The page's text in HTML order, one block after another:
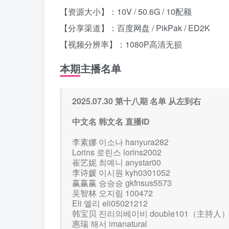
【资源大小】：10V / 50.6G / 10配额
【分享渠道】：百度网盘 / PikPak / ED2K
【视频分辨率】：1080P高清无损
本期主播名单
2025.07.30 第十八期 名单 从左到右
中文名 韩文名 直播ID
李素娜 이소나 hanyura282
Lorins 로린스 lorins2002
崔艺妮 최예니 anystar00
李诗媛 이시원 kyh0301052
赢赢赢 승승승 gkfnsus5573
吴智林 오지림 100472
Eli 엘리 eli05021212
韩宝贝 진리의베이비 double101（主持人）
惠瑞 해서 imanatural